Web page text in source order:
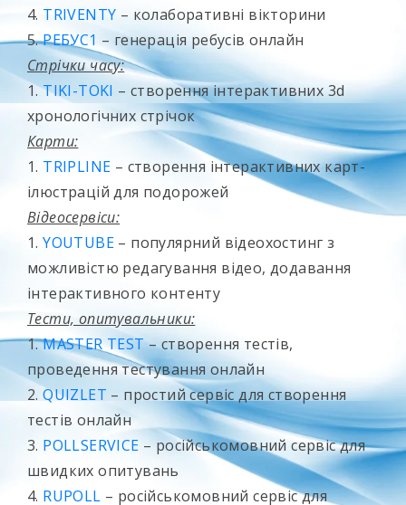
4. TRIVENTY – колаборативні вікторини
5.РЕБУС1 – генерація ребусів онлайн
Стрічки часу:
1.TIKI-TOKI – створення інтерактивних 3d
хронологічних стрічок
Карти:
1. TRIPLINE – створення інтерактивних карт-
ілюстрацій для подорожей
Відеосервіси:
1.YOUTUBE – популярний відеохостинг з
можливістю редагування відео, додавання
інтерактивного контенту
Тести, опитувальники:
1.MASTER TEST– створення тестів,
проведення тестування онлайн
2.QUIZLET – простий сервіс для створення
тестів онлайн
3. POLLSERVICE – російськомовний сервіс для
швидких опитувань
4. RUPOLL – російськомовний сервіс для